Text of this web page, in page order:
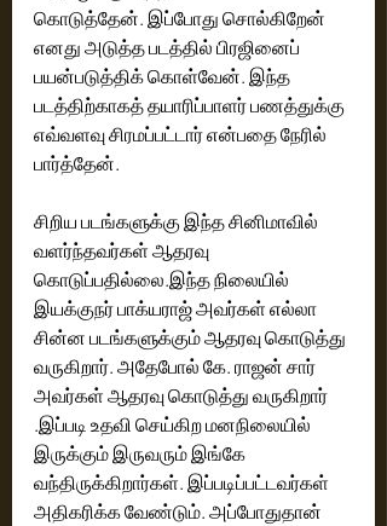
கொடுத்தேன். இப்போது சொல்கிறேன்
எனது அடுத்த படத்தில் பிரஜினைப்
பயன்படுத்திக் கொள்வேன். இந்த
படத்திற்காகத் தயாரிப்பாளர் பணத்துக்கு
எவ்வளவு சிரமப்பட்டார் என்பதை நேரில்
பார்த்தேன்.
சிறிய படங்களுக்கு இந்த சினிமாவில்
வளர்ந்தவர்கள் ஆதரவு
கொடுப்பதில்லை.இந்த நிலையில்
இயக்குநர் பாக்யராஜ் அவர்கள் எல்லா
சின்ன படங்களுக்கும் ஆதரவு கொடுத்து
வருகிறார். அதேபோல் கே. ராஜன் சார்
அவர்கள் ஆதரவு கொடுத்து வருகிறார்
.இப்படி உதவி செய்கிற மனநிலையில்
இருக்கும் இருவரும் இங்கே
வந்திருக்கிறார்கள். இப்படிப்பட்டவர்கள்
அதிகரிக்க வேண்டும். அப்போதுதான்